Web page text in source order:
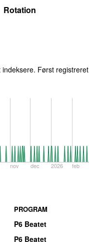
Rotation
Først registreret
nov dec 2026 feb
PROGRAM
P6 Beatet
P6 Beatet